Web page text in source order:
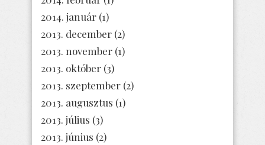
2014. január (1)
2013. december (2)
2013. november (1)
2013. október (3)
2013. szeptember (2)
2013. augusztus (1)
2013. július (3)
2013. június (2)